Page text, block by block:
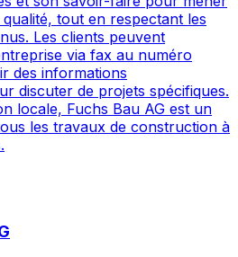
tout en respectant les
Les clients peuvent
via fax au numéro
des informations
discuter de projets spécifiques.
locale, Fuchs Bau AG est un
les travaux de construction à